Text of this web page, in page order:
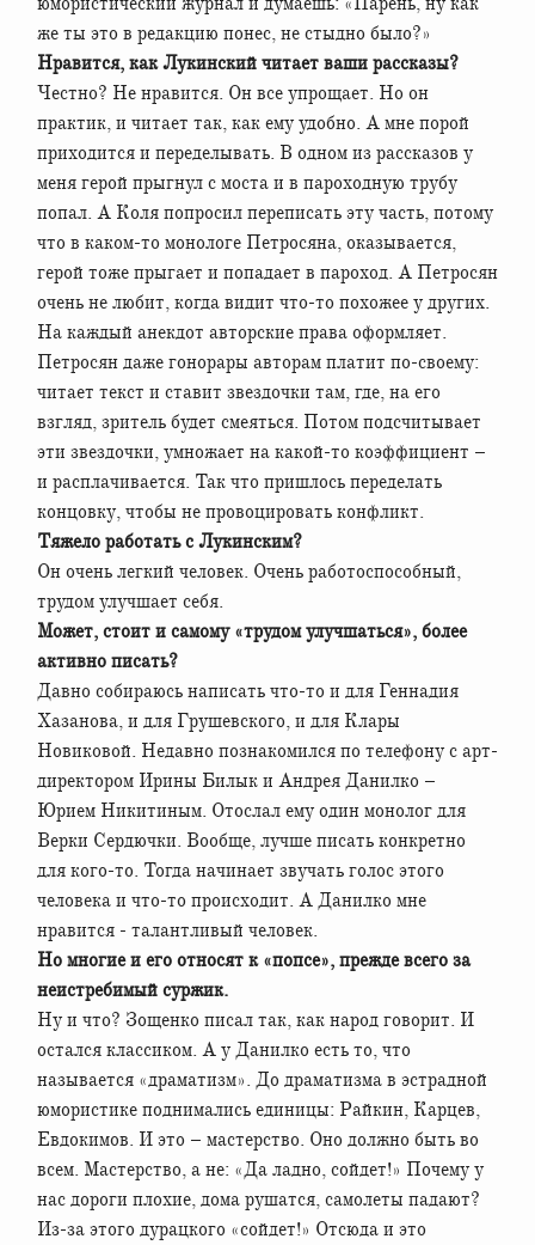
же ты это в редакцию понес, не стыдно было?»
Нравится, как Лукинский читает ваши рассказы?
Честно? Не нравится. Он все упрощает. Но он
практик, и читает так, как ему удобно. А мне порой
приходится и переделывать. В одном из рассказов у
меня герой прыгнул с моста и в пароходную трубу
попал. А Коля попросил переписать эту часть, потому
что в каком-то монологе Петросяна, оказывается,
герой тоже прыгает и попадает в пароход. А Петросян
очень не любит, когда видит что-то похожее у других.
На каждый анекдот авторские права оформляет.
Петросян даже гонорары авторам платит по-своему:
читает текст и ставит звездочки там, где, на его
взгляд, зритель будет смеяться. Потом подсчитывает
эти звездочки, умножает на какой-то коэффициент –
и расплачивается. Так что пришлось переделать
концовку, чтобы не провоцировать конфликт.
Тяжело работать с Лукинским?
Он очень легкий человек. Очень работоспособный,
трудом улучшает себя.
Может, стоит и самому «трудом улучшаться», более
активно писать?
Давно собираюсь написать что-то и для Геннадия
Хазанова, и для Грушевского, и для Клары
Новиковой. Недавно познакомился по телефону с арт-
директором Ирины Билык и Андрея Данилко –
Юрием Никитиным. Отослал ему один монолог для
Верки Сердючки. Вообще, лучше писать конкретно
для кого-то. Тогда начинает звучать голос этого
человека и что-то происходит. А Данилко мне
нравится - талантливый человек.
Но многие и его относят к «попсе», прежде всего за
неистребимый суржик.
Ну и что? Зощенко писал так, как народ говорит. И
остался классиком. А у Данилко есть то, что
называется «драматизм». До драматизма в эстрадной
юмористике поднимались единицы: Райкин, Карцев,
Евдокимов. И это – мастерство. Оно должно быть во
всем. Мастерство, а не: «Да ладно, сойдет!» Почему у
нас дороги плохие, дома рушатся, самолеты падают?
Из-за этого дурацкого «сойдет!» Отсюда и это